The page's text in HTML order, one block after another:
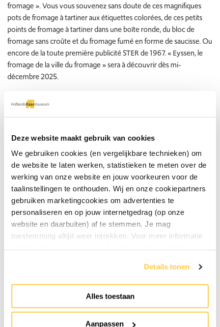
Deze website maakt gebruik van cookies
We gebruiken cookies (en vergelijkbare technieken) om
de website te laten werken, statistieken te meten over de
werking van onze website en jouw voorkeuren voor de
taalinstellingen te onthouden. Wij en onze cookiepartners
gebruiken marketingcookies om advertenties te
personaliseren en op jouw internetgedrag (op onze
website en daarbuiten) af te stemmen. Je mag
toestemming altijd weer intrekken. Voor meer informatie
Details tonen
Alles toestaan
Aanpassen
fromage ». Vous vous souvenez sans doute de ces magnifiques
pots de fromage à tartiner aux étiquettes colorées, de ces petits
points de fromage à tartiner dans une boîte ronde, du bloc de
fromage sans croûte et du fromage fumé en forme de saucisse. Ou
encore de la toute première publicité STER de 1967. « Eyssen, le
fromage de la ville du fromage » sera à découvrir dès mi-
décembre 2025.
« Retour à l'aperçu
Marché aux fromages au Musée du Fromage
« message précédent